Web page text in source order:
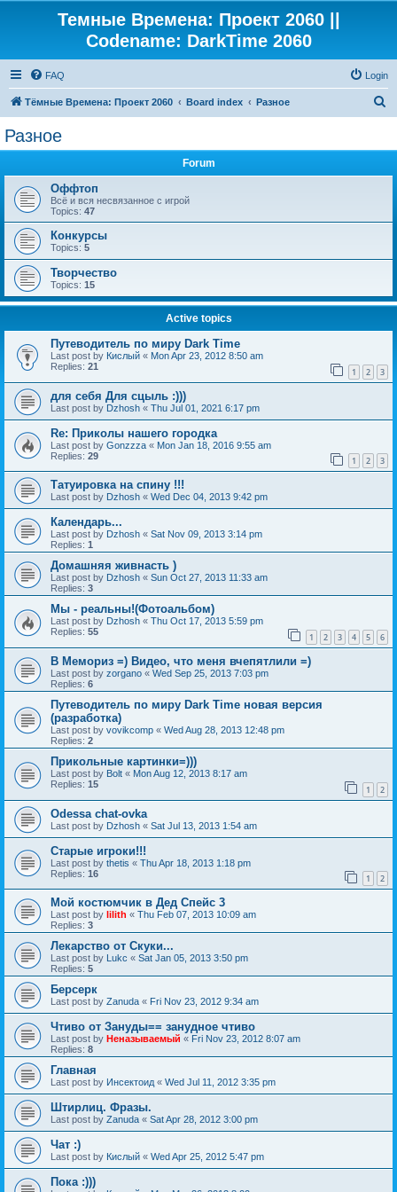
Темные Времена: Проект 2060 ||
Codename: DarkTime 2060
FAQ Login
Тёмные Времена: Проект 2060 Board index Разное
Разное
Forum
Оффтоп
Всё и вся несвязанное с игрой
Topics: 47
Конкурсы
Topics: 5
Творчество
Topics: 15
Active topics
Путеводитель по миру Dark Time
Last post by Кислый « Mon Apr 23, 2012 8:50 am
Replies: 21 1 2 3
для себя Для сцыль :)))
Last post by Dzhosh « Thu Jul 01, 2021 6:17 pm
Re: Приколы нашего городка
Last post by Gonzzza « Mon Jan 18, 2016 9:55 am
Replies: 29 1 2 3
Татуировка на спину !!!
Last post by Dzhosh « Wed Dec 04, 2013 9:42 pm
Календарь...
Last post by Dzhosh « Sat Nov 09, 2013 3:14 pm
Replies: 1
Домашняя живнасть )
Last post by Dzhosh « Sun Oct 27, 2013 11:33 am
Replies: 3
Мы - реальны!(Фотоальбом)
Last post by Dzhosh « Thu Oct 17, 2013 5:59 pm
Replies: 55 1 2 3 4 5 6
В Мемориз =) Видео, что меня вчепятлили =)
Last post by zorgano « Wed Sep 25, 2013 7:03 pm
Replies: 6
Путеводитель по миру Dark Time новая версия
(разработка)
Last post by vovikcomp « Wed Aug 28, 2013 12:48 pm
Replies: 2
Прикольные картинки=)))
Last post by Bolt « Mon Aug 12, 2013 8:17 am
Replies: 15 1 2
Odessa chat-ovka
Last post by Dzhosh « Sat Jul 13, 2013 1:54 am
Старые игроки!!!
Last post by thetis « Thu Apr 18, 2013 1:18 pm
Replies: 16 1 2
Мой костюмчик в Дед Спейс 3
Last post by lilith « Thu Feb 07, 2013 10:09 am
Replies: 3
Лекарство от Скуки...
Last post by Lukc « Sat Jan 05, 2013 3:50 pm
Replies: 5
Берсерк
Last post by Zanuda « Fri Nov 23, 2012 9:34 am
Чтиво от Зануды== занудное чтиво
Last post by Неназываемый « Fri Nov 23, 2012 8:07 am
Replies: 8
Главная
Last post by Инсектоид « Wed Jul 11, 2012 3:35 pm
Штирлиц. Фразы.
Last post by Zanuda « Sat Apr 28, 2012 3:00 pm
Чат :)
Last post by Кислый « Wed Apr 25, 2012 5:47 pm
Пока :)))